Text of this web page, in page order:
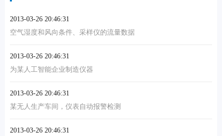
2013-03-26 20:46:31
空气湿度和风向条件、采样仪的流量数据
2013-03-26 20:46:31
为某人工智能企业制造仪器
2013-03-26 20:46:31
某无人生产车间，仪表自动报警检测
2013-03-26 20:46:31